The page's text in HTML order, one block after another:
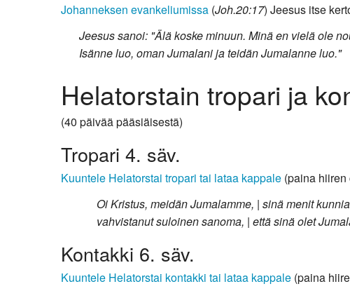
Johanneksen evankeliumissa (Joh.20:17) Jeesus itse
Jeesus sanoi: "Älä koske minuun. Minä en vielä ole
Isänne luo, oman Jumalani ja teidän Jumalanne luo."
Helatorstain tropari ja
(40 päivää pääsiäisestä)
Tropari 4. säv.
Kuuntele Helatorstai tropari tai lataa kappale (paina
Oi Kristus, meidän Jumalamme, | sinä menit
vahvistanut suloinen sanoma, | että sinä olet
Kontakki 6. säv.
Kuuntele Helatorstai kontakki tai lataa kappale (paina